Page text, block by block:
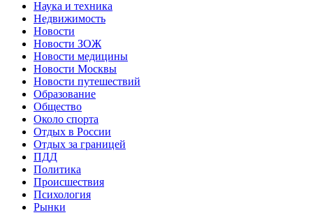
Наука и техника
Недвижимость
Новости
Новости ЗОЖ
Новости медицины
Новости Москвы
Новости путешествий
Образование
Общество
Около спорта
Отдых в России
Отдых за границей
ПДД
Политика
Происшествия
Психология
Рынки